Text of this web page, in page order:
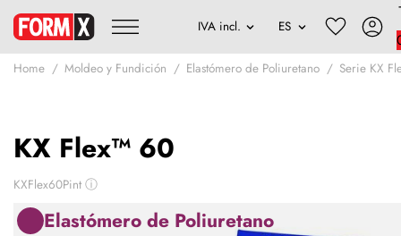
Home Moldeo y Fundición Elastómero de Poliuretano Serie KX
KX Flex™ 60
KXFlex60Pint ⓘ
Elastómero de Poliuretano